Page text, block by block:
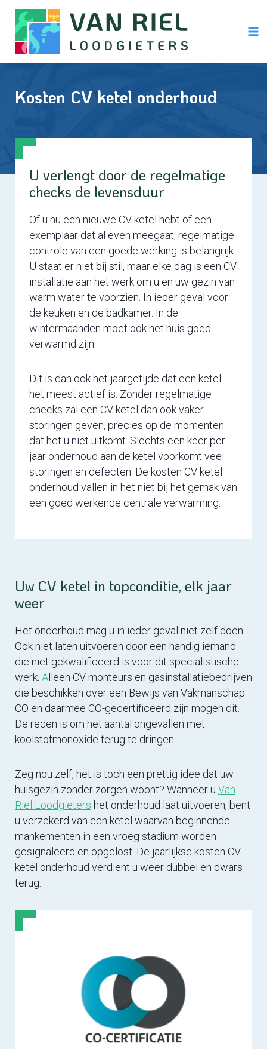
Doorgaan
naar
inhoud
Kosten CV ketel onderhoud
U verlengt door de regelmatige
checks de levensduur
Of u nu een nieuwe CV ketel hebt of een
exemplaar dat al even meegaat, regelmatige
controle van een goede werking is belangrijk.
U staat er niet bij stil, maar elke dag is een CV
installatie aan het werk om u en uw gezin van
warm water te voorzien. In ieder geval voor
de keuken en de badkamer. In de
wintermaanden moet ook het huis goed
verwarmd zijn.
Dit is dan ook het jaargetijde dat een ketel
het meest actief is. Zonder regelmatige
checks zal een CV ketel dan ook vaker
storingen geven, precies op de momenten
dat het u niet uitkomt. Slechts een keer per
jaar onderhoud aan de ketel voorkomt veel
storingen en defecten. De kosten CV ketel
onderhoud vallen in het niet bij het gemak van
een goed werkende centrale verwarming.
Uw CV ketel in topconditie, elk jaar
weer
Het onderhoud mag u in ieder geval niet zelf doen.
Ook niet laten uitvoeren door een handig iemand
die niet gekwalificeerd is voor dit specialistische
werk. A lleen CV monteurs en gasinstallatiebedrijven
die beschikken over een Bewijs van Vakmanschap
CO en daarmee CO-gecertificeerd zijn mogen dit.
De reden is om het aantal ongevallen met
koolstofmonoxide terug te dringen.
Zeg nou zelf, het is toch een prettig idee dat uw
huisgezin zonder zorgen woont? Wanneer u Van
Riel Loodgieters het onderhoud laat uitvoeren, bent
u verzekerd van een ketel waarvan beginnende
mankementen in een vroeg stadium worden
gesignaleerd en opgelost. De jaarlijkse kosten CV
ketel onderhoud verdient u weer dubbel en dwars
terug.